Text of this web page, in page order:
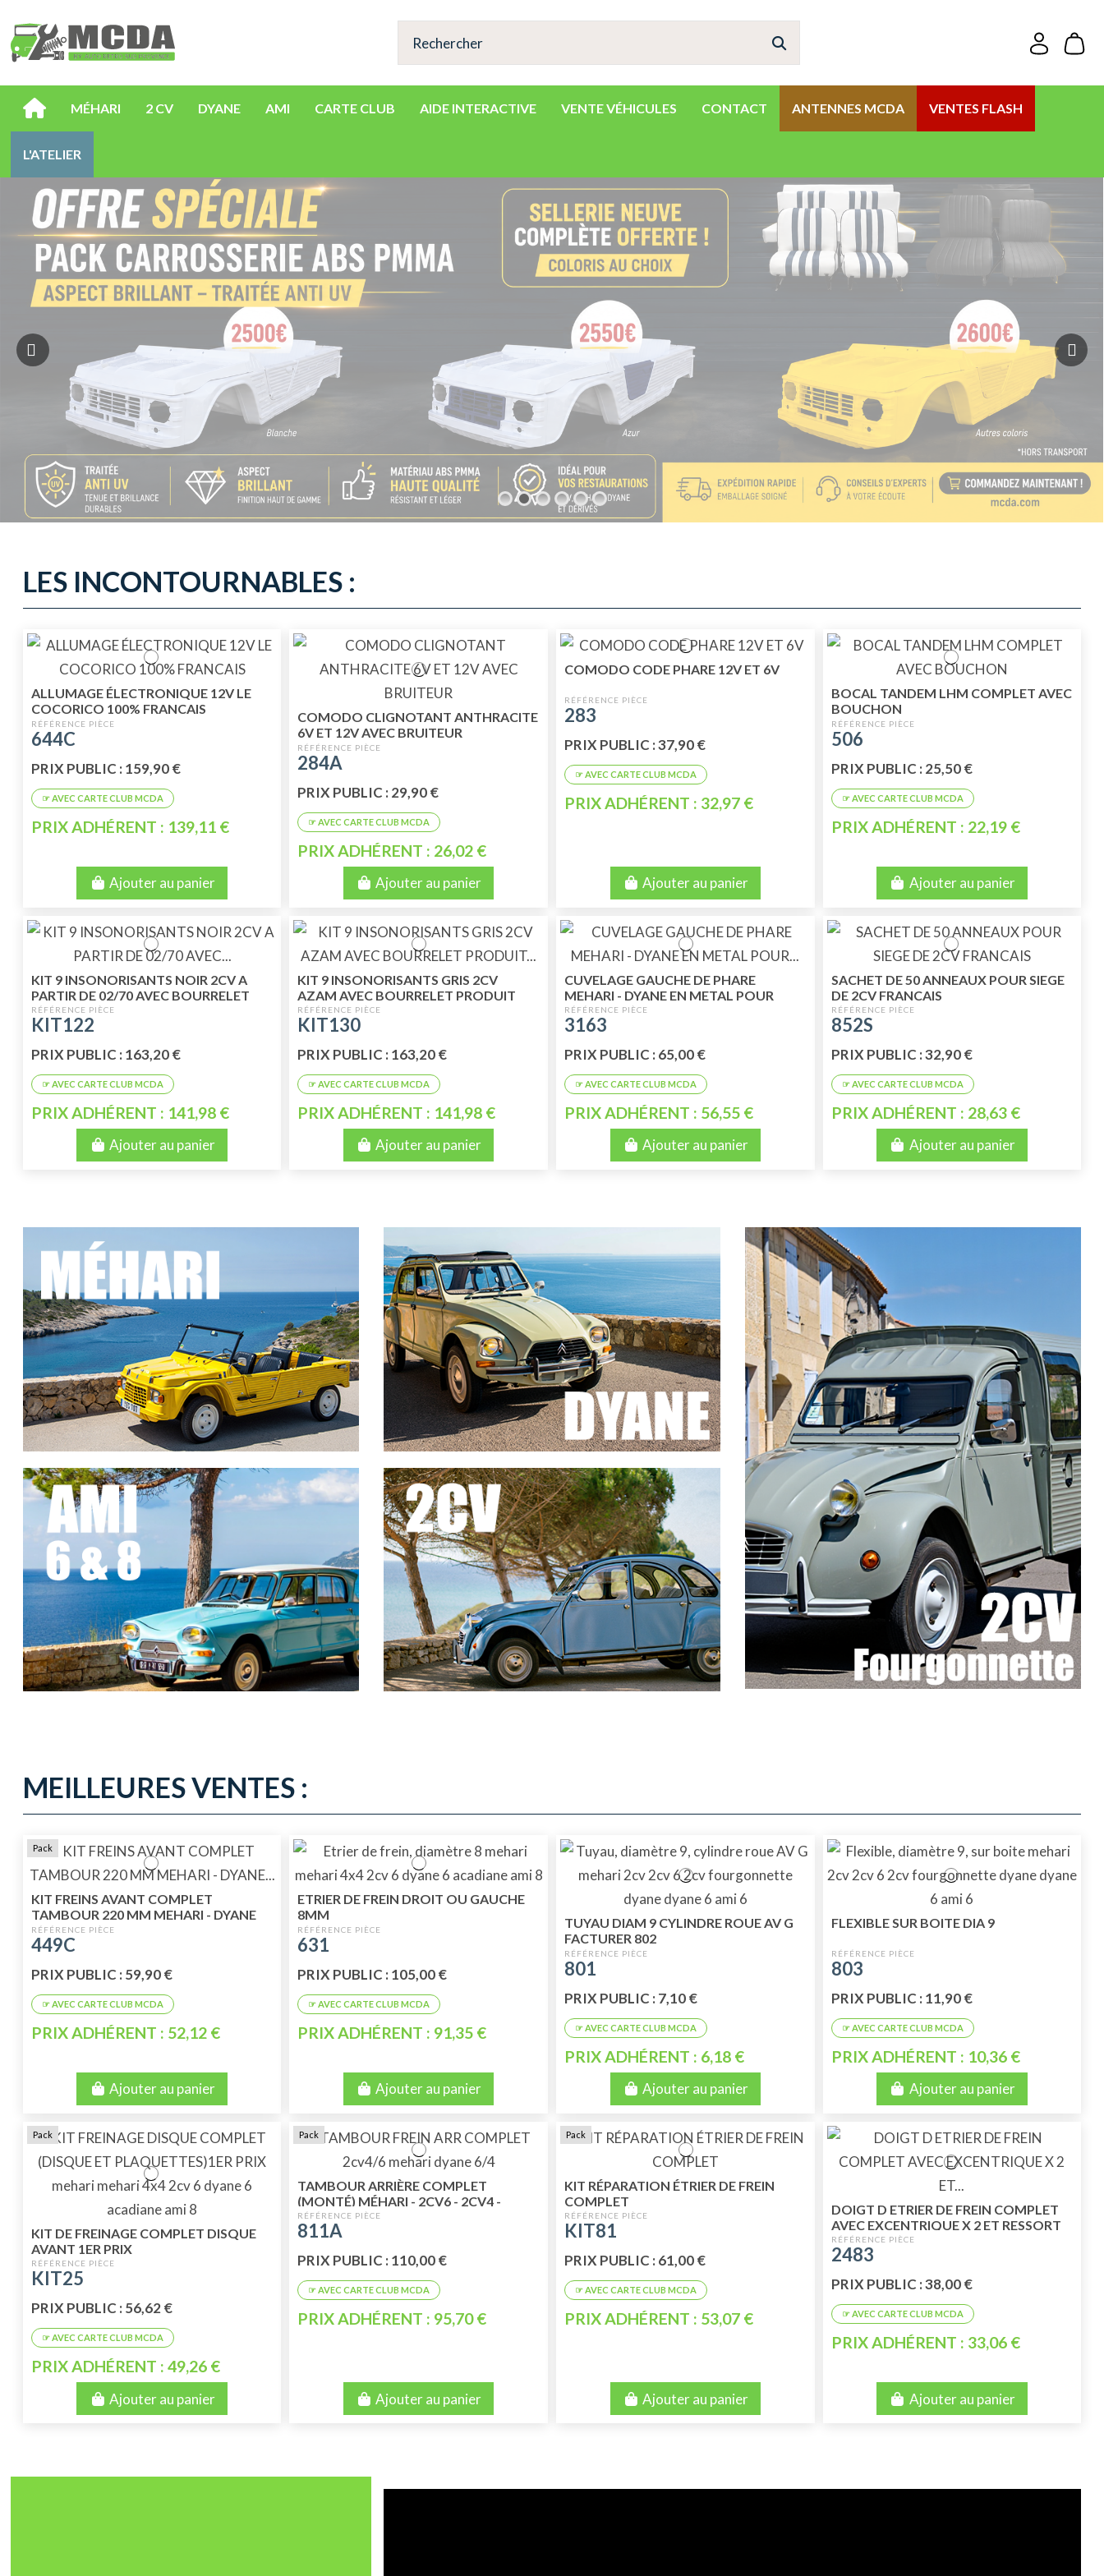
MÉHARI 2 CV DYANE AMI CARTE CLUB AIDE INTERACTIVE VENTE VÉHICULES CONTACT ANTENNES MCDA VENTES FLASH
L'ATELIER
LES INCONTOURNABLES :
ALLUMAGE ÉLECTRONIQUE 12V LE
COCORICO 100% FRANCAIS
644C
PRIX PUBLIC : 159,90 €
PRIX ADHÉRENT : 139,11 €
Ajouter au panier
COMODO CLIGNOTANT ANTHRACITE
6V ET 12V AVEC BRUITEUR
284A
PRIX PUBLIC : 29,90 €
PRIX ADHÉRENT : 26,02 €
Ajouter au panier
COMODO CODE PHARE 12V ET 6V
283
PRIX PUBLIC : 37,90 €
PRIX ADHÉRENT : 32,97 €
Ajouter au panier
BOCAL TANDEM LHM COMPLET AVEC
BOUCHON
506
PRIX PUBLIC : 25,50 €
PRIX ADHÉRENT : 22,19 €
Ajouter au panier
KIT 9 INSONORISANTS NOIR 2CV A
PARTIR DE 02/70 AVEC BOURRELET
PRODUIT EUROPEEN
KIT122
PRIX PUBLIC : 163,20 €
PRIX ADHÉRENT : 141,98 €
Ajouter au panier
KIT 9 INSONORISANTS GRIS 2CV
AZAM AVEC BOURRELET PRODUIT
EUROPEEN
KIT130
PRIX PUBLIC : 163,20 €
PRIX ADHÉRENT : 141,98 €
Ajouter au panier
CUVELAGE GAUCHE DE PHARE
MEHARI - DYANE EN METAL POUR
OPTIQUE 2 PLOTS CIBIE AM
3163
PRIX PUBLIC : 65,00 €
PRIX ADHÉRENT : 56,55 €
Ajouter au panier
SACHET DE 50 ANNEAUX POUR SIEGE
DE 2CV FRANCAIS
852S
PRIX PUBLIC : 32,90 €
PRIX ADHÉRENT : 28,63 €
Ajouter au panier
MEILLEURES VENTES :
Pack
KIT FREINS AVANT COMPLET
TAMBOUR 220 MM MEHARI - DYANE
LOOCKHEED 9
449C
PRIX PUBLIC : 59,90 €
PRIX ADHÉRENT : 52,12 €
Ajouter au panier
ETRIER DE FREIN DROIT OU GAUCHE
8MM
631
PRIX PUBLIC : 105,00 €
PRIX ADHÉRENT : 91,35 €
Ajouter au panier
TUYAU DIAM 9 CYLINDRE ROUE AV G
FACTURER 802
801
PRIX PUBLIC : 7,10 €
PRIX ADHÉRENT : 6,18 €
Ajouter au panier
FLEXIBLE SUR BOITE DIA 9
803
PRIX PUBLIC : 11,90 €
PRIX ADHÉRENT : 10,36 €
Ajouter au panier
Pack
KIT DE FREINAGE COMPLET DISQUE
AVANT 1ER PRIX
KIT25
PRIX PUBLIC : 56,62 €
PRIX ADHÉRENT : 49,26 €
Ajouter au panier
Pack
TAMBOUR ARRIÈRE COMPLET
(MONTÉ) MÉHARI - 2CV6 - 2CV4 -
DYANE 6 - DYANE 4 35
811A
PRIX PUBLIC : 110,00 €
PRIX ADHÉRENT : 95,70 €
Ajouter au panier
Pack
KIT RÉPARATION ÉTRIER DE FREIN
COMPLET
KIT81
PRIX PUBLIC : 61,00 €
PRIX ADHÉRENT : 53,07 €
Ajouter au panier
DOIGT D ETRIER DE FREIN COMPLET
AVEC EXCENTRIQUE X 2 ET RESSORT
2483
PRIX PUBLIC : 38,00 €
PRIX ADHÉRENT : 33,06 €
Ajouter au panier